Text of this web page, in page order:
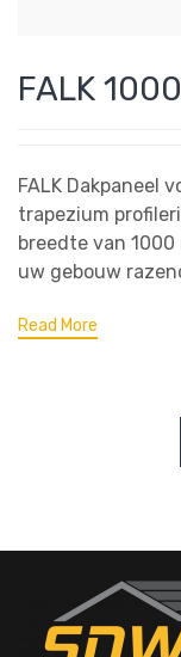
FALK
FALK Dakpaneel
trapezium
breedte van 1000
uw gebouw
Read More